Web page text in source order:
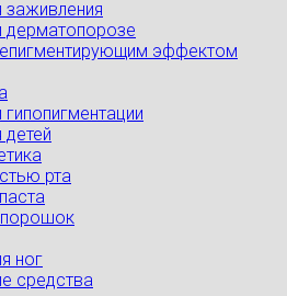
заживления
дерматопорозе
эффектом
детей
рта
ног
средства